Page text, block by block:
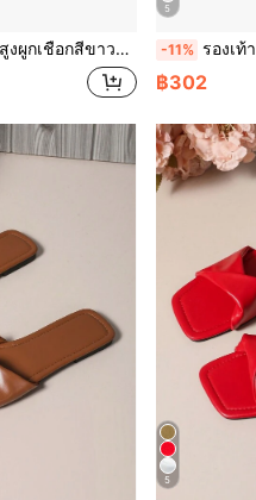
เท้าแตะแฟชั่นสบายๆ สไตล์มินิมอลหรูหรา
5
-11% รองเท้าแตะส้นสูงแบ
฿302
5